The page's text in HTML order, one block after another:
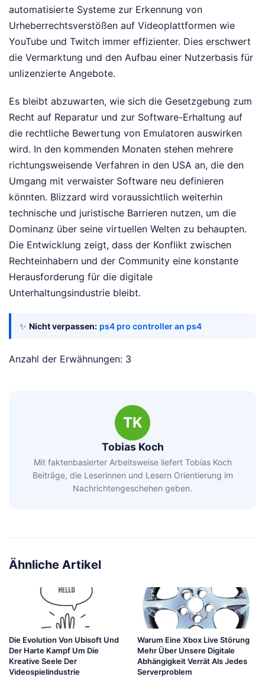
automatisierte Systeme zur Erkennung von
Urheberrechtsverstößen auf Videoplattformen wie
YouTube und Twitch immer effizienter. Dies erschwert
die Vermarktung und den Aufbau einer Nutzerbasis für
unlizenzierte Angebote.
Es bleibt abzuwarten, wie sich die Gesetzgebung zum
Recht auf Reparatur und zur Software-Erhaltung auf
die rechtliche Bewertung von Emulatoren auswirken
wird. In den kommenden Monaten stehen mehrere
richtungsweisende Verfahren in den USA an, die den
Umgang mit verwaister Software neu definieren
könnten. Blizzard wird voraussichtlich weiterhin
technische und juristische Barrieren nutzen, um die
Dominanz über seine virtuellen Welten zu behaupten.
Die Entwicklung zeigt, dass der Konflikt zwischen
Rechteinhabern und der Community eine konstante
Herausforderung für die digitale
Unterhaltungsindustrie bleibt.
✨ Nicht verpassen: ps4 pro controller an ps4
Anzahl der Erwähnungen: 3
TK
Tobias Koch
Mit faktenbasierter Arbeitsweise liefert Tobias Koch
Beiträge, die Leserinnen und Lesern Orientierung im
Nachrichtengeschehen geben.
Ähnliche Artikel
Die Evolution Von Ubisoft Und
Der Harte Kampf Um Die
Kreative Seele Der
Videospielindustrie
Warum Eine Xbox Live Störung
Mehr Über Unsere Digitale
Abhängigkeit Verrät Als Jedes
Serverproblem